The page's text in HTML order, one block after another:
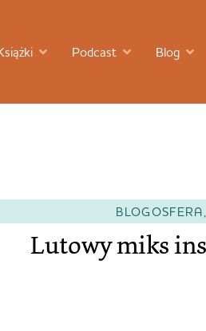
Podcast Blog
BLOGOSFERA
Lutowy miks